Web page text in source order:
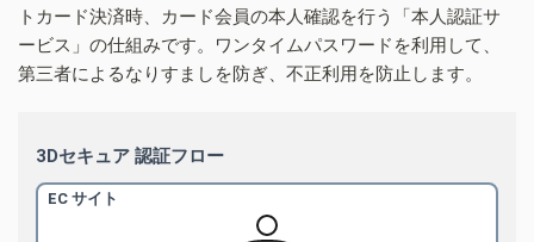
トカード決済時、カード会員の本人確認を行う「本人認証サ
ービス」の仕組みです。ワンタイムパスワードを利用して、
第三者によるなりすましを防ぎ、不正利用を防止します。
3Dセキュア 認証フロー
EC サイト